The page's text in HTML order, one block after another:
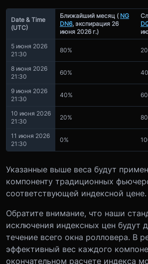
Date & Time
(UTC)
Ближайший месяц ( NG
DN6, экспирация 26
июня 2026 г.)
5 июня 2026
21:30
80%
8 июня 2026
21:30
60%
9 июня 2026
21:30
40%
10 июня 2026
21:30
20%
11 июня 2026
21:30
0%
Указанные выше веса будут
компоненту традиционных
соответствующей индексной цене.
Обратите внимание, что наши
исключения индексных цен будут
течение всего окна ролловера. В
эффективный вес каждого
окончательном расчете индекса